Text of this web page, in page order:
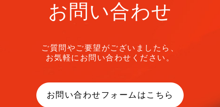
お問い合わせ
ご質問やご要望がございましたら、
お気軽にお問い合わせください。
お問い合わせフォームはこちら